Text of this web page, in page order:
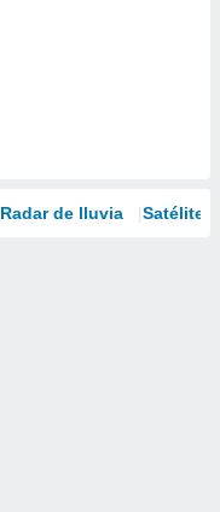
Radar de lluvia Satélites